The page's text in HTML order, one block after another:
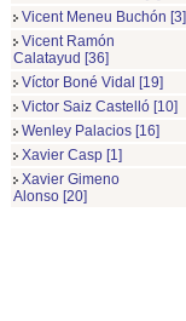
Vicent Meneu Buchón [3]
Vicent Ramón
Calatayud [36]
Víctor Boné Vidal [19]
Victor Saiz Castelló [10]
Wenley Palacios [16]
Xavier Casp [1]
Xavier Gimeno
Alonso [20]